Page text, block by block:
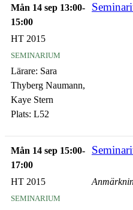
Mån 14 sep 13:00-
15:00
HT 2015
seminarium
Lärare: Sara
Thyberg Naumann,
Kaye Stern
Plats: L52
Mån 14 sep 15:00-
17:00
HT 2015
seminarium